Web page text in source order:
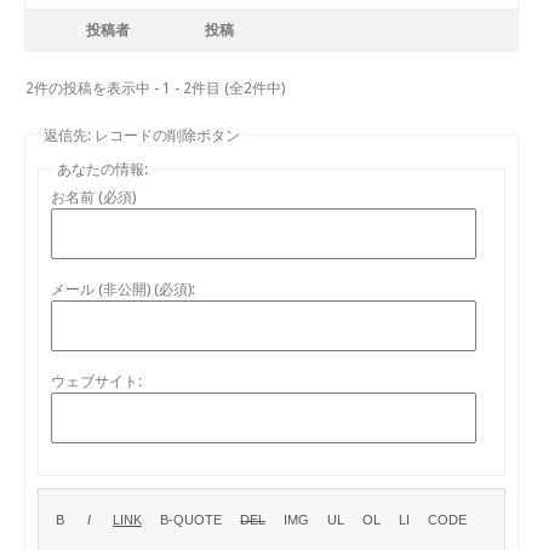
投稿者 投稿
2件の投稿を表示中 - 1 - 2件目 (全2件中)
返信先: レコードの削除ボタン
あなたの情報:
お名前 (必須)
メール (非公開) (必須):
ウェブサイト: